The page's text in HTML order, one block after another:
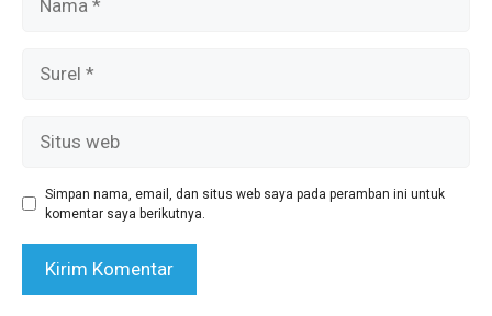
web
Simpan nama, email, dan situs web saya pada peramban ini untuk
komentar saya berikutnya.